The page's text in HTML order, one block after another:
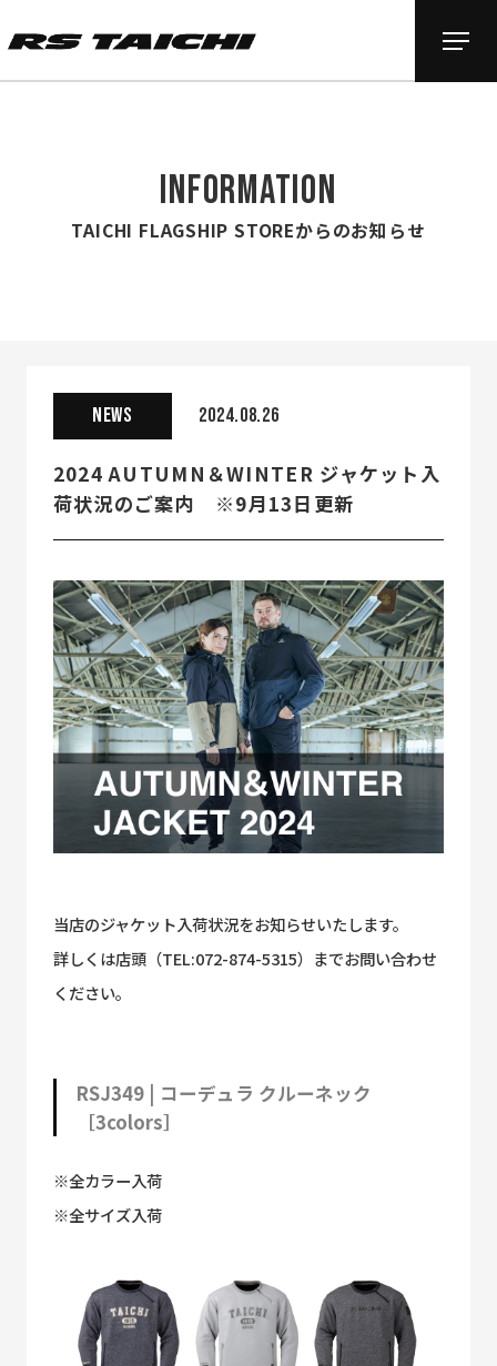
INFORMATION
TAICHI FLAGSHIP STOREからのお知らせ
NEWS 2024.08.26
2024 AUTUMN＆WINTER ジャケット入
荷状況のご案内 ※9月13日更新
当店のジャケット入荷状況をお知らせいたします。
詳しくは店頭（TEL:072-874-5315）までお問い合わせ
ください。
RSJ349 | コーデュラ クルーネック
［3colors］
※全カラー入荷
※全サイズ入荷